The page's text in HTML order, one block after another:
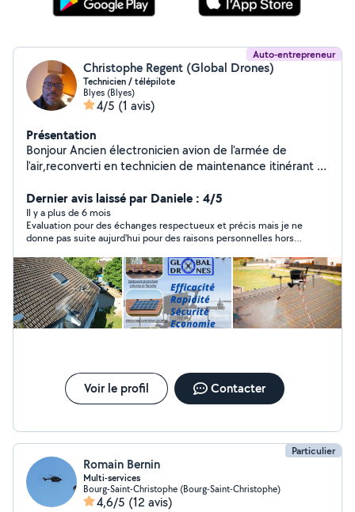
Auto-entrepreneur
Christophe Regent (Global Drones)
Technicien / télépilote
Blyes (Blyes)
4/5 (1 avis)
Présentation
Bonjour Ancien électronicien avion de l'armée de
l'air,reconverti en technicien de maintenance itinérant .
les gens de mes compétences accumulé . je suis
également télé pilote drone professionnel pour vos
photo et vidéo aérienne également pour le nettoyage
de vos toiture /facade par drone . Tout mes drones ont
l'assurance RC Pro. N'hésitez plus à me demander un
devis pour vos gros travaux.
Dernier avis laissé par Daniele : 4/5
Il y a plus de 6 mois
Evaluation pour des échanges respectueux et précis mais je ne
donne pas suite aujurd'hui pour des raisons personnelles hors
pour un besoin programmé ultérieurement
Voir le profil Contacter
Particulier
Romain Bernin
Multi-services
Bourg-Saint-Christophe (Bourg-Saint-Christophe)
4,6/5 (12 avis)